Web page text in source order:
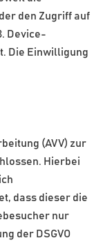
den Zugriff auf
Device-
Die Einwilligung
(AVV) zur
Hierbei
dass dieser die
nur
der DSGVO